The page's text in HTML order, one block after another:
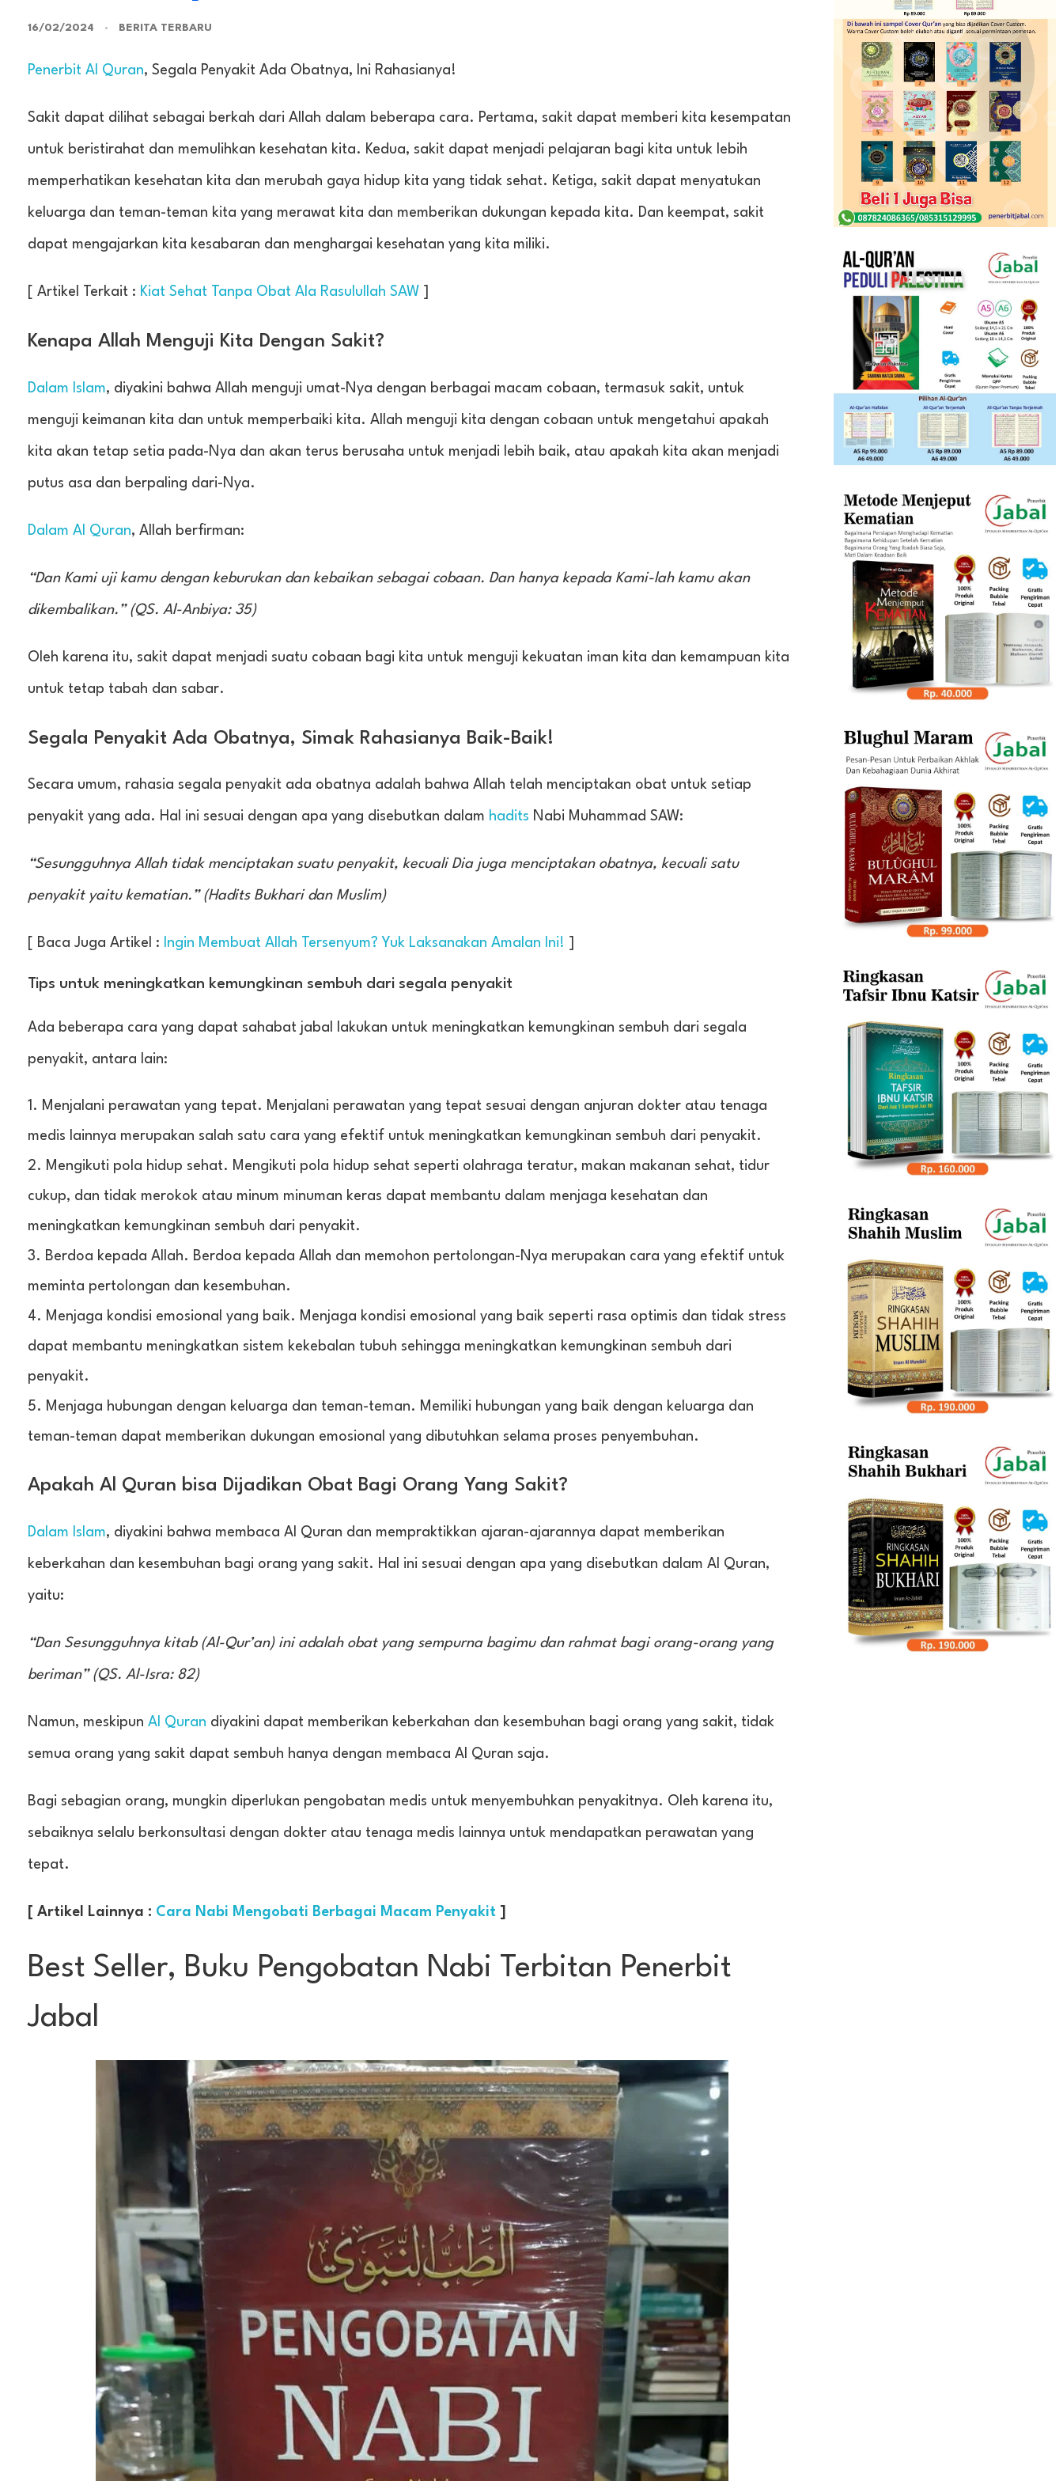
16/02/2024 BERITA TERBARU
Penerbit Al Quran, Segala Penyakit Ada Obatnya, Ini Rahasianya!
Sakit dapat dilihat sebagai berkah dari Allah dalam beberapa cara. Pertama, sakit dapat memberi kita kesempatan
untuk beristirahat dan memulihkan kesehatan kita. Kedua, sakit dapat menjadi pelajaran bagi kita untuk lebih
memperhatikan kesehatan kita dan merubah gaya hidup kita yang tidak sehat. Ketiga, sakit dapat menyatukan
keluarga dan teman-teman kita yang merawat kita dan memberikan dukungan kepada kita. Dan keempat, sakit
dapat mengajarkan kita kesabaran dan menghargai kesehatan yang kita miliki.
[ Artikel Terkait : Kiat Sehat Tanpa Obat Ala Rasulullah SAW
Kenapa Allah Menguji Kita Dengan Sakit?
Dalam Islam, diyakini bahwa Allah menguji umat-Nya dengan berbagai macam cobaan, termasuk sakit, untuk
menguji keimanan kita dan untuk memperbaiki kita. Allah menguji kita dengan cobaan untuk mengetahui apakah
kita akan tetap setia pada-Nya dan akan terus berusaha untuk menjadi lebih baik, atau apakah kita akan menjadi
putus asa dan berpaling dari-Nya.
Dalam Al Quran, Allah berfirman:
“Dan Kami uji kamu dengan keburukan dan kebaikan sebagai cobaan. Dan hanya kepada Kami-lah kamu akan
dikembalikan.” (QS. Al-Anbiya: 35)
Oleh karena itu, sakit dapat menjadi suatu cobaan bagi kita untuk menguji kekuatan iman kita dan kemampuan kita
untuk tetap tabah dan sabar.
Segala Penyakit Ada Obatnya, Simak Rahasianya Baik-Baik!
Secara umum, rahasia segala penyakit ada obatnya adalah bahwa Allah telah menciptakan obat untuk setiap
penyakit yang ada. Hal ini sesuai dengan apa yang disebutkan dalam hadits Nabi Muhammad SAW:
“Sesungguhnya Allah tidak menciptakan suatu penyakit, kecuali Dia juga menciptakan obatnya, kecuali satu
penyakit yaitu kematian.” (Hadits Bukhari dan Muslim)
[ Baca Juga Artikel : Ingin Membuat Allah Tersenyum? Yuk Laksanakan Amalan Ini!
Tips untuk meningkatkan kemungkinan sembuh dari segala penyakit
Ada beberapa cara yang dapat sahabat jabal lakukan untuk meningkatkan kemungkinan sembuh dari segala
penyakit, antara lain:
Menjalani perawatan yang tepat. Menjalani perawatan yang tepat sesuai dengan anjuran dokter atau tenaga
medis lainnya merupakan salah satu cara yang efektif untuk meningkatkan kemungkinan sembuh dari penyakit.
Mengikuti pola hidup sehat. Mengikuti pola hidup sehat seperti olahraga teratur, makan makanan sehat, tidur
cukup, dan tidak merokok atau minum minuman keras dapat membantu dalam menjaga kesehatan dan
meningkatkan kemungkinan sembuh dari penyakit.
Berdoa kepada Allah. Berdoa kepada Allah dan memohon pertolongan-Nya merupakan cara yang efektif untuk
meminta pertolongan dan kesembuhan.
Menjaga kondisi emosional yang baik. Menjaga kondisi emosional yang baik seperti rasa optimis dan tidak stress
dapat membantu meningkatkan sistem kekebalan tubuh sehingga meningkatkan kemungkinan sembuh dari
penyakit.
Menjaga hubungan dengan keluarga dan teman-teman. Memiliki hubungan yang baik dengan keluarga dan
teman-teman dapat memberikan dukungan emosional yang dibutuhkan selama proses penyembuhan.
Apakah Al Quran bisa Dijadikan Obat Bagi Orang Yang Sakit?
Dalam Islam, diyakini bahwa membaca Al Quran dan mempraktikkan ajaran-ajarannya dapat memberikan
keberkahan dan kesembuhan bagi orang yang sakit. Hal ini sesuai dengan apa yang disebutkan dalam Al Quran,
yaitu:
“Dan Sesungguhnya kitab (Al-Qur’an) ini adalah obat yang sempurna bagimu dan rahmat bagi orang-orang yang
beriman” (QS. Al-Isra: 82)
Namun, meskipun Al Quran diyakini dapat memberikan keberkahan dan kesembuhan bagi orang yang sakit, tidak
semua orang yang sakit dapat sembuh hanya dengan membaca Al Quran saja.
Bagi sebagian orang, mungkin diperlukan pengobatan medis untuk menyembuhkan penyakitnya. Oleh karena itu,
sebaiknya selalu berkonsultasi dengan dokter atau tenaga medis lainnya untuk mendapatkan perawatan yang
tepat.
[ Artikel Lainnya : Cara Nabi Mengobati Berbagai Macam Penyakit ]
Best Seller, Buku Pengobatan Nabi Terbitan Penerbit
Jabal